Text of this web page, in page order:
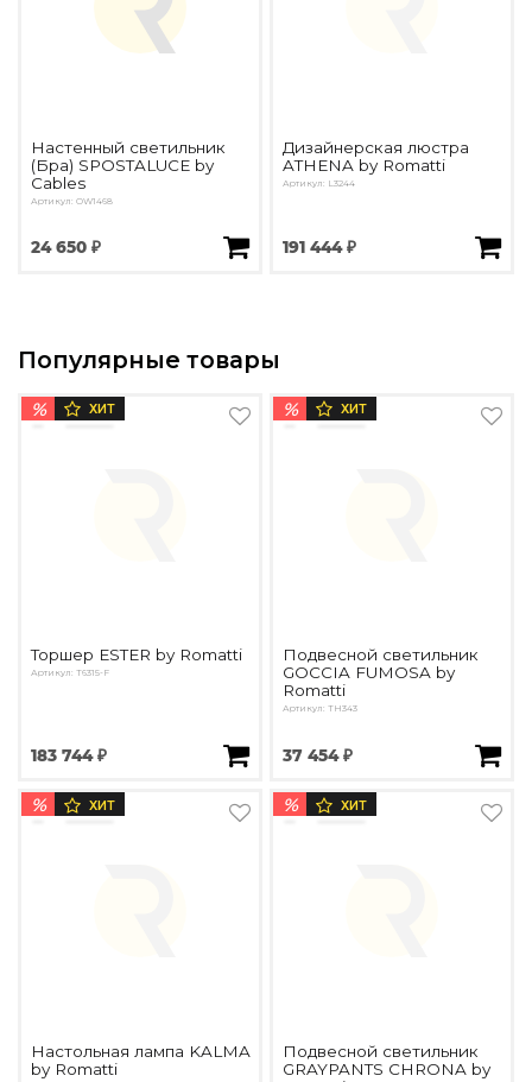
Настенный светильник
(Бра) SPOSTALUCE by
Cables
Артикул: OW1468
24 650 ₽
Дизайнерская люстра
ATHENA by Romatti
Артикул: L3244
191 444 ₽
Популярные товары
% ХИТ
Торшер ESTER by Romatti
Артикул: T6315-F
183 744 ₽
% ХИТ
Подвесной светильник
GOCCIA FUMOSA by
Romatti
Артикул: TH343
37 454 ₽
% ХИТ
Настольная лампа KALMA
by Romatti
% ХИТ
Подвесной светильник
GRAYPANTS CHRONA by